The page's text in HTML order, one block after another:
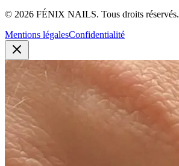
© 2026 FÉNIX NAILS. Tous droits réservés.
Mentions légalesConfidentialité